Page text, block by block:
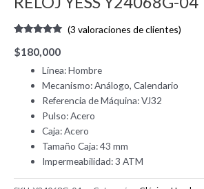
con5.00de
valoraciones
(3 valoraciones de clientes)
$180,000
Línea: Hombre
Mecanismo: Análogo, Calendario
Referencia de Máquina: VJ32
Pulso: Acero
Caja: Acero
Tamaño Caja: 43 mm
Impermeabilidad: 3 ATM